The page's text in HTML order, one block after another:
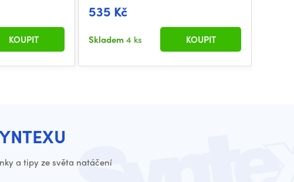
KOUPIT
535 Kč
Skladem4 ks KOUPIT
a tipy ze světa natáčení